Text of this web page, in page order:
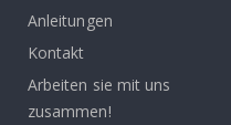
Anleitungen
Kontakt
Arbeiten sie mit uns
zusammen!